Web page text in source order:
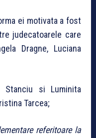
ei motivata a fost
judecatoarele care
Dragne, Luciana
Stanciu si Luminita
Tarcea;
referitoare la